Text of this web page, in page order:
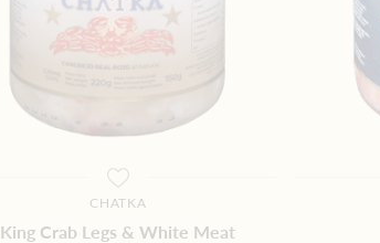
CHATKA
King Crab Legs & White Meat